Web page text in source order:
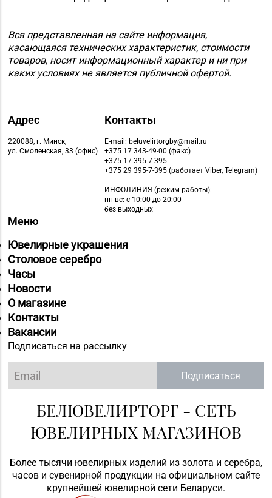
Вся представленная на сайте информация,
касающаяся технических характеристик, стоимости
товаров, носит информационный характер и ни при
каких условиях не является публичной офертой.
Адрес
220088, г. Минск,
ул. Смоленская, 33 (офис)
Контакты
E-mail: beluvelirtorgby@mail.ru
+375 17 343-49-00 (факс)
+375 17 395-7-395
+375 29 395-7-395 (работает Viber, Telegram)
ИНФОЛИНИЯ (режим работы):
пн-вс: с 10:00 до 20:00
без выходных
Меню
Ювелирные украшения
Столовое серебро
Часы
Новости
О магазине
Контакты
Вакансии
Подписаться на рассылку
Подписаться
БЕЛЮВЕЛИРТОРГ - СЕТЬ
ЮВЕЛИРНЫХ МАГАЗИНОВ
Более тысячи ювелирных изделий из золота и серебра,
часов и сувенирной продукции на официальном сайте
крупнейшей ювелирной сети Беларуси.